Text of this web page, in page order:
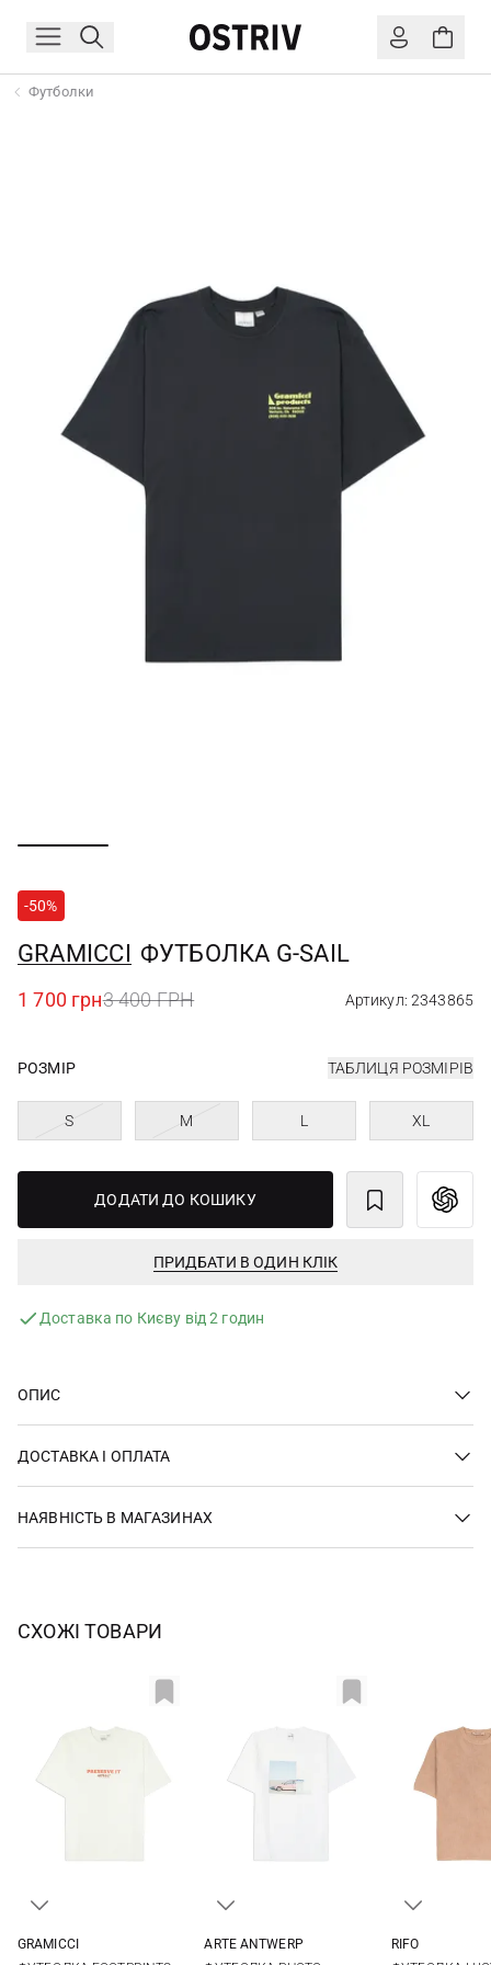
Футболки
-50%
GRAMICCI ФУТБОЛКА G-SAIL
1 700 грн3 400 ГРН Артикул: 2343865
РОЗМІР ТАБЛИЦЯ РОЗМІРІВ
S M L XL
ДОДАТИ ДО КОШИКУ
ПРИДБАТИ В ОДИН КЛІК
Доставка по Києву від 2 годин
ОПИС
ДОСТАВКА І ОПЛАТА
НАЯВНІСТЬ В МАГАЗИНАХ
СХОЖІ ТОВАРИ
GRAMICCI
ARTE ANTWERP
RIFO